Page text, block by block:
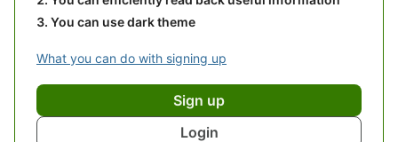
You can use dark theme
What you can do with signing up
Sign up
Login